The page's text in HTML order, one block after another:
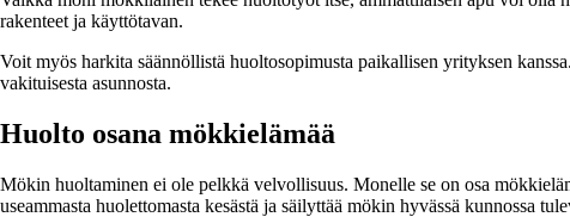
rakenteet ja käyttötavan.
Voit myös harkita säännöllistä huoltosopimusta paikallisen yrityksen
vakituisesta asunnosta.
Huolto osana mökkielämää
Mökin huoltaminen ei ole pelkkä velvollisuus. Monelle se on osa
useammasta huolettomasta kesästä ja säilyttää mökin hyvässä kunnossa